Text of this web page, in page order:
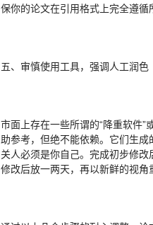
保你的论文在引用格式上完全遵循
五、审慎使用工具，强调人工润色
市面上存在一些所谓的“降重软件”
助参考，但绝不能依赖。它们生
关人必须是你自己。完成初步修
修改后放一两天，再以新鲜的视角